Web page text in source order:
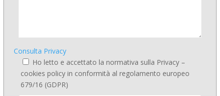
Consulta Privacy
Ho letto e accettato la normativa sulla Privacy –
cookies policy in conformità al regolamento europeo
679/16 (GDPR)